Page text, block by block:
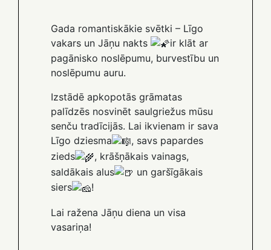
Gada romantiskākie svētki – Līgo
vakars un Jāņu nakts
ir klāt ar
pagānisko noslēpumu, burvestību un
noslēpumu auru.
Izstādē apkopotās grāmatas
palīdzēs nosvinēt saulgriežus mūsu
senču tradīcijās. Lai ikvienam ir sava
Līgo dziesma
, savs papardes
zieds
, krāšņākais vainags,
saldākais alus
un garšīgākais
siers
!
Lai ražena Jāņu diena un visa
vasariņa!